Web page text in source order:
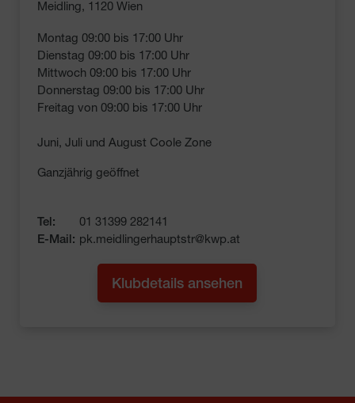
Meidling, 1120 Wien
Montag 09:00 bis 17:00 Uhr
Dienstag 09:00 bis 17:00 Uhr
Mittwoch 09:00 bis 17:00 Uhr
Donnerstag 09:00 bis 17:00 Uhr
Freitag von 09:00 bis 17:00 Uhr
Juni, Juli und August Coole Zone
Ganzjährig geöffnet
Tel:
01 31399 282141
E-Mail: pk.meidlingerhauptstr@kwp.at
Klubdetails ansehen